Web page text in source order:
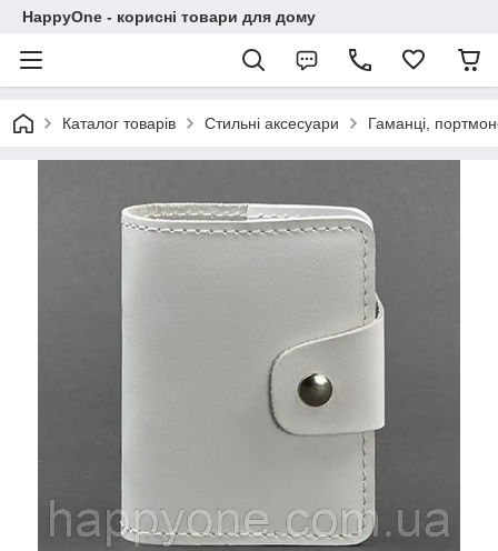
HappyOne - корисні товари для дому
Каталог товарів Стильні аксесуари Гаманці,